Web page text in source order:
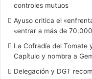
controles mutuos
Ayuso critica el
«entrar a más de
La Cofradía del Tomate
Capítulo y nombra a
Delegación y DGT